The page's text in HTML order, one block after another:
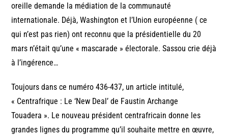
oreille demande la médiation de la communauté
internationale. Déjà, Washington et l’Union européenne ( ce
qui n’est pas rien) ont reconnu que la présidentielle du 20
mars n’était qu’une « mascarade » électorale. Sassou crie déjà
à l’ingérence…
Toujours dans ce numéro 436-437, un article intitulé,
« Centrafrique : Le ‘New Deal’ de Faustin Archange
Touadera ». Le nouveau président centrafricain donne les
grandes lignes du programme qu’il souhaite mettre en œuvre,